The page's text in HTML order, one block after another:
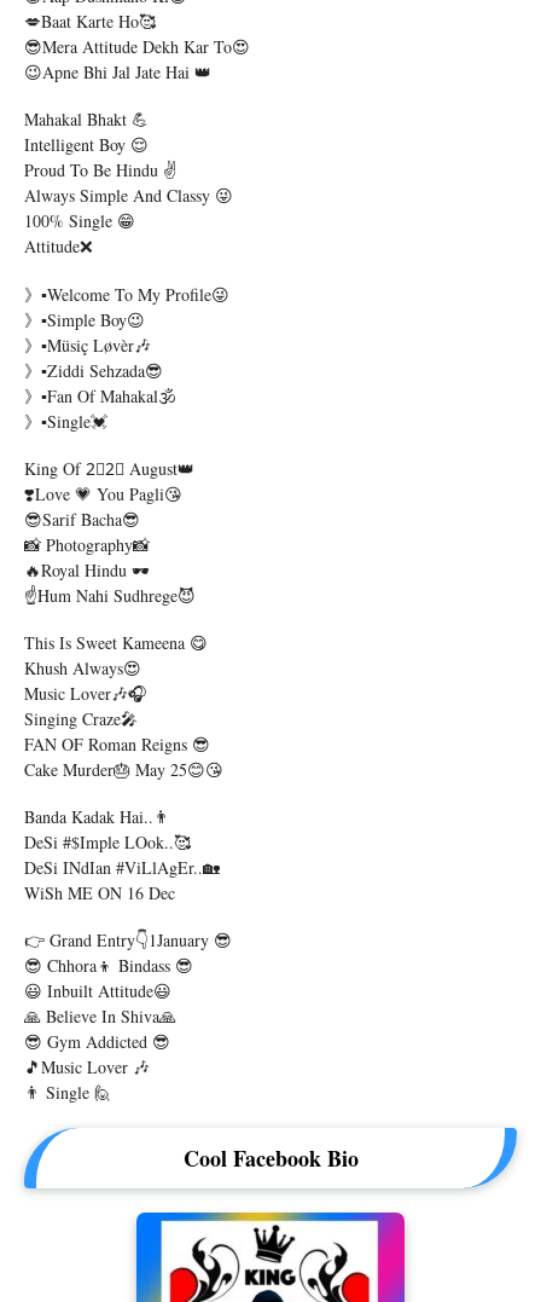
💋Baat Karte Ho🥰
😎Mera Attitude Dekh Kar To😍
😉Apne Bhi Jal Jate Hai 👑
Mahakal Bhakt 💪
Intelligent Boy 😌
Proud To Be Hindu ✌
Always Simple And Classy 😜
100% Single 😁
Attitude❌
》▪Welcome To My Profile😜
》▪Simple Boy😉
》▪Müsiç Løvèr🎶
》▪Ziddi Sehzada😎
》▪Fan Of Mahakal🕉️
》▪Single💓
King Of 2⃣2⃣ August👑
❣️Love 💗 You Pagli😘
😎Sarif Bacha😎
📸 Photography📸
🔥Royal Hindu 🕶️
☝️Hum Nahi Sudhrege😈
This Is Sweet Kameena 😋
Khush Always😍
Music Lover🎶🎧
Singing Craze🎤
FAN OF Roman Reigns 😎
Cake Murder🎂 May 25😊😘
Banda Kadak Hai..👨
DeSi #$imple LOok..🥰
DeSi INdIan #viLlAgEr..🏡
WiSh ME ON 16 Dec
👉 Grand Entry👇1January 😎
😎 Chhora👦 Bindass 😎
😃 Inbuilt Attitude😃
🙏 Believe In Shiva🙏
😎 Gym Addicted 😎
🎵Music Lover 🎶
👨 Single 🙋
Cool Facebook Bio